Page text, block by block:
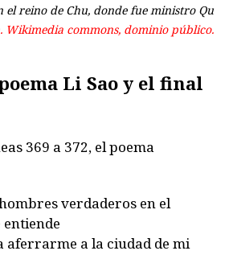
el reino de Chu, donde fue ministro Qu
. Wikimedia commons, dominio público.
Li Sao y el final
369 a 372, el poema
verdaderos en el
entiende
aferrarme a la ciudad de mi